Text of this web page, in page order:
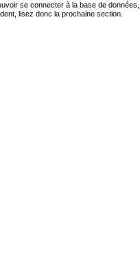
se connecter à la base de
lisez donc la prochaine section.